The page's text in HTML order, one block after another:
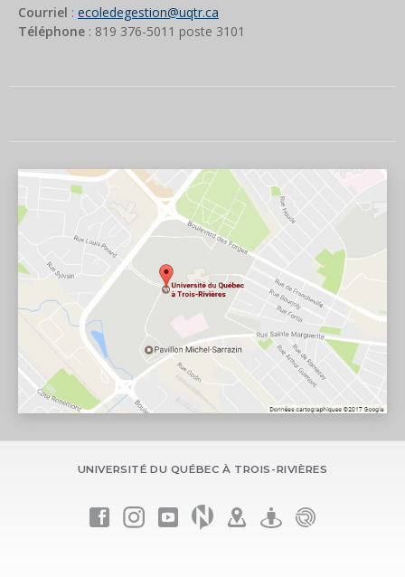
Courriel : ecoledegestion@uqtr.ca
Téléphone : 819 376-5011 poste 3101
UNIVERSITÉ DU QUÉBEC À TROIS-RIVIÈRES